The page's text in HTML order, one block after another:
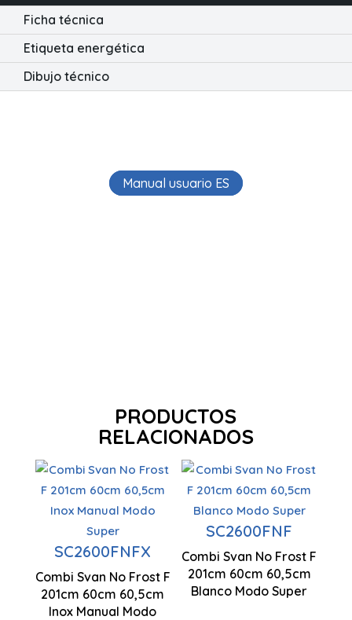
Ficha técnica
Etiqueta energética
Dibujo técnico
Manual usuario ES
PRODUCTOS
RELACIONADOS
SC2600FNFX
Combi Svan No Frost F
201cm 60cm 60,5cm
Inox Manual Modo
Tecnología
No Frost
2010 x 600
x 605 mm
SC2600FNF
Combi Svan No Frost F
201cm 60cm 60,5cm
Blanco Modo Super
Ventilación
Multi Air
Flow